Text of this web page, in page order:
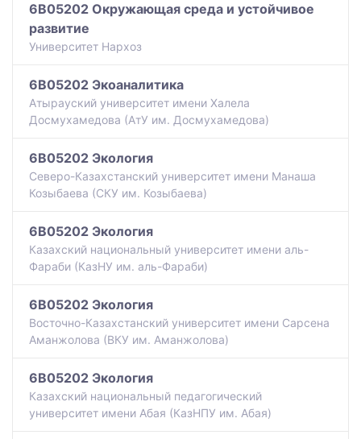
6B05202 Окружающая среда и устойчивое
развитие
Университет Нархоз
6B05202 Экоаналитика
Атырауский университет имени Халела
Досмухамедова (АтУ им. Досмухамедова)
6B05202 Экология
Северо-Казахстанский университет имени Манаша
Козыбаева (СКУ им. Козыбаева)
6B05202 Экология
Казахский национальный университет имени аль-
Фараби (КазНУ им. аль-Фараби)
6B05202 Экология
Восточно-Казахстанский университет имени Сарсена
Аманжолова (ВКУ им. Аманжолова)
6B05202 Экология
Казахский национальный педагогический
университет имени Абая (КазНПУ им. Абая)